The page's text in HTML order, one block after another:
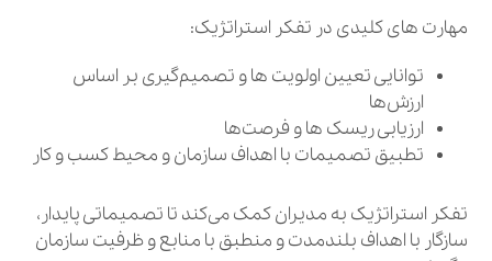
مهارت‌ های کلیدی در تفکر استراتژیک:
توانایی تعیین اولویت‌ ها و تصمیم‌گیری بر اساس
ارزش‌ها
ارزیابی ریسک‌ ها و فرصت‌ها
تطبیق تصمیمات با اهداف سازمان و محیط کسب‌ و کار
تفکر استراتژیک به مدیران کمک می‌کند تا تصمیماتی پایدار،
سازگار با اهداف بلندمدت و منطبق با منابع و ظرفیت سازمان